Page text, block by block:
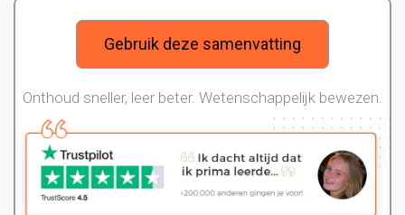
Gebruik deze samenvatting
Onthoud sneller, leer beter. Wetenschappelijk bewezen.